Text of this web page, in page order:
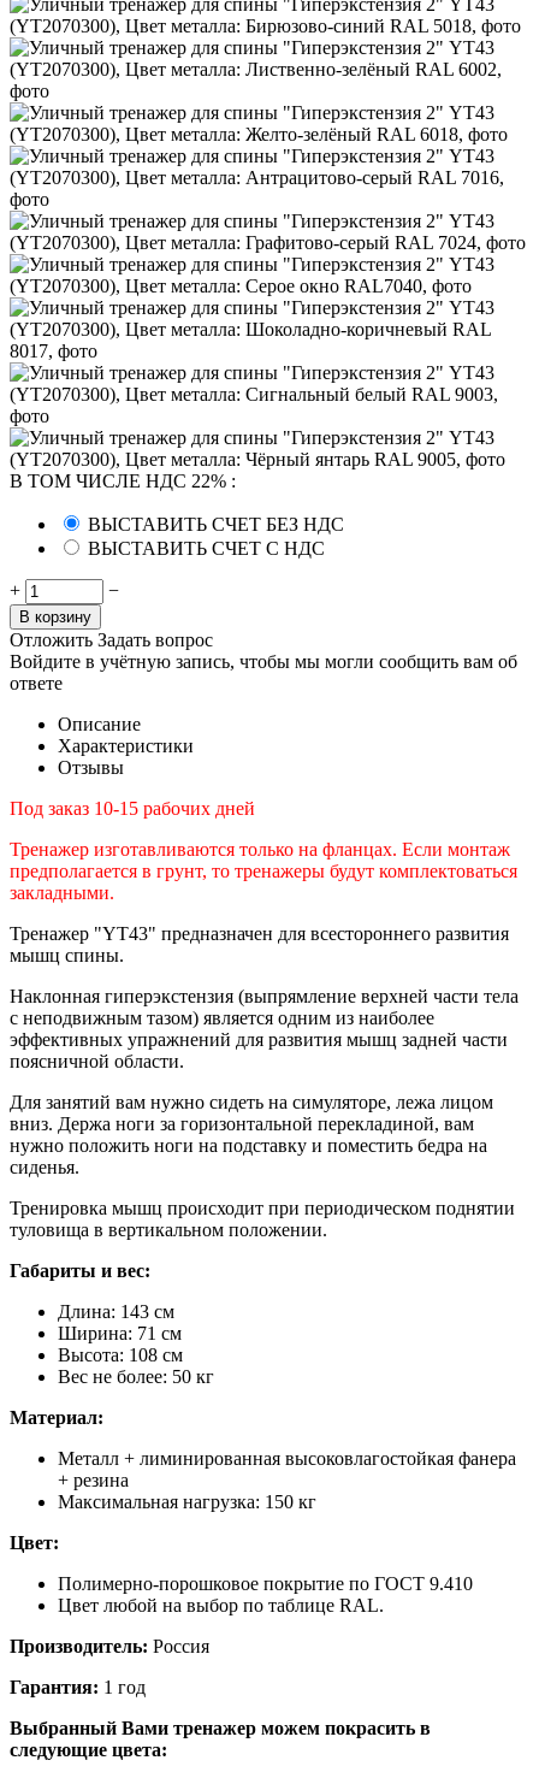
В ТОМ ЧИСЛЕ НДС 22% :
ВЫСТАВИТЬ СЧЕТ БЕЗ НДС
ВЫСТАВИТЬ СЧЕТ С НДС
+ −
В корзину
Отложить Задать вопрос
Войдите в учётную запись, чтобы мы могли сообщить вам об
ответе
Описание
Характеристики
Отзывы
Под заказ 10-15 рабочих дней
Тренажер изготавливаются только на фланцах. Если монтаж
предполагается в грунт, то тренажеры будут комплектоваться
закладными.
Тренажер "YT43" предназначен для всестороннего развития
мышц спины.
Наклонная гиперэкстензия (выпрямление верхней части тела
с неподвижным тазом) является одним из наиболее
эффективных упражнений для развития мышц задней части
поясничной области.
Для занятий вам нужно сидеть на симуляторе, лежа лицом
вниз. Держа ноги за горизонтальной перекладиной, вам
нужно положить ноги на подставку и поместить бедра на
сиденья.
Тренировка мышц происходит при периодическом поднятии
туловища в вертикальном положении.
Габариты и вес:
Длина: 143 см
Ширина: 71 см
Высота: 108 см
Вес не более: 50 кг
Материал:
Металл + лиминированная высоковлагостойкая фанера
+ резина
Максимальная нагрузка: 150 кг
Цвет:
Полимерно-порошковое покрытие по ГОСТ 9.410
Цвет любой на выбор по таблице RAL.
Производитель: Россия
Гарантия: 1 год
Выбранный Вами тренажер можем покрасить в
следующие цвета: